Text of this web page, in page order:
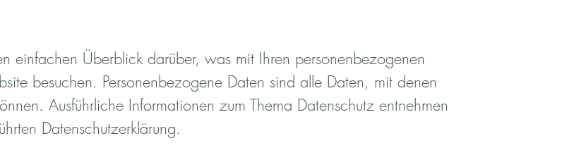
einfachen Überblick darüber, was mit Ihren personenbezogenen
besuchen. Personenbezogene Daten sind alle Daten, mit denen
Ausführliche Informationen zum Thema Datenschutz entnehmen
Datenschutzerklärung.